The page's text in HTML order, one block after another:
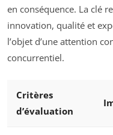
en conséquence. La clé
innovation, qualité et
l’objet d’une attention
concurrentiel.
Critères
d’évaluation